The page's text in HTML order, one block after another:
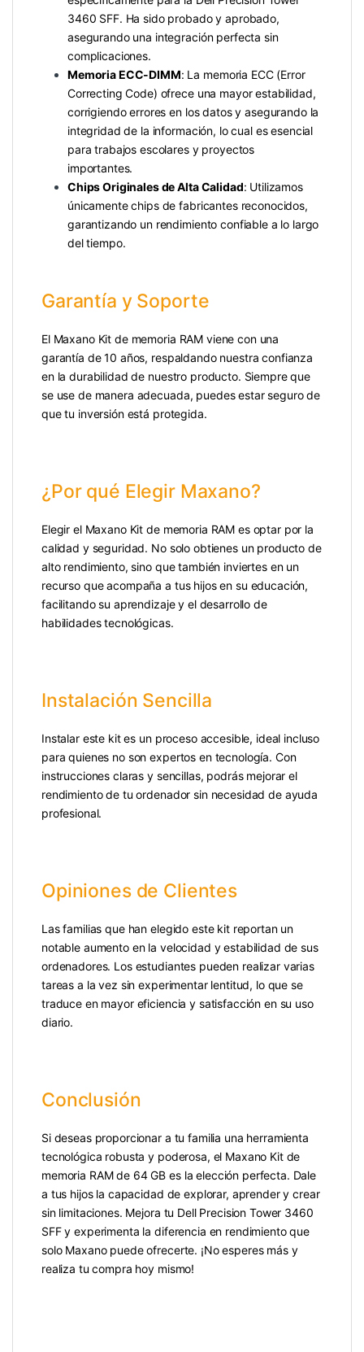
3460 SFF. Ha sido probado y aprobado,
asegurando una integración perfecta sin
complicaciones.
Memoria ECC-DIMM: La memoria ECC (Error
Correcting Code) ofrece una mayor estabilidad,
corrigiendo errores en los datos y asegurando la
integridad de la información, lo cual es esencial
para trabajos escolares y proyectos
importantes.
Chips Originales de Alta Calidad: Utilizamos
únicamente chips de fabricantes reconocidos,
garantizando un rendimiento confiable a lo largo
del tiempo.
Garantía y Soporte
El Maxano Kit de memoria RAM viene con una
garantía de 10 años, respaldando nuestra confianza
en la durabilidad de nuestro producto. Siempre que
se use de manera adecuada, puedes estar seguro de
que tu inversión está protegida.
¿Por qué Elegir Maxano?
Elegir el Maxano Kit de memoria RAM es optar por la
calidad y seguridad. No solo obtienes un producto de
alto rendimiento, sino que también inviertes en un
recurso que acompaña a tus hijos en su educación,
facilitando su aprendizaje y el desarrollo de
habilidades tecnológicas.
Instalación Sencilla
Instalar este kit es un proceso accesible, ideal incluso
para quienes no son expertos en tecnología. Con
instrucciones claras y sencillas, podrás mejorar el
rendimiento de tu ordenador sin necesidad de ayuda
profesional.
Opiniones de Clientes
Las familias que han elegido este kit reportan un
notable aumento en la velocidad y estabilidad de sus
ordenadores. Los estudiantes pueden realizar varias
tareas a la vez sin experimentar lentitud, lo que se
traduce en mayor eficiencia y satisfacción en su uso
diario.
Conclusión
Si deseas proporcionar a tu familia una herramienta
tecnológica robusta y poderosa, el Maxano Kit de
memoria RAM de 64 GB es la elección perfecta. Dale
a tus hijos la capacidad de explorar, aprender y crear
sin limitaciones. Mejora tu Dell Precision Tower 3460
SFF y experimenta la diferencia en rendimiento que
solo Maxano puede ofrecerte. ¡No esperes más y
realiza tu compra hoy mismo!